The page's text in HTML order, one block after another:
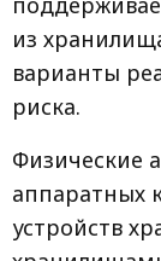
из
варианты
риска.
Физические
аппаратных
устройств